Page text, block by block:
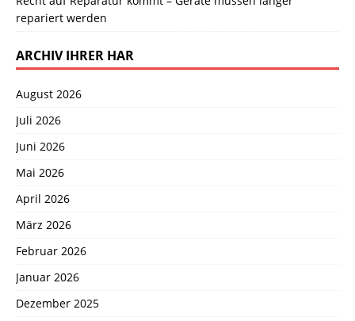
repariert werden
ARCHIV IHRER HAR
August 2026
Juli 2026
Juni 2026
Mai 2026
April 2026
März 2026
Februar 2026
Januar 2026
Dezember 2025